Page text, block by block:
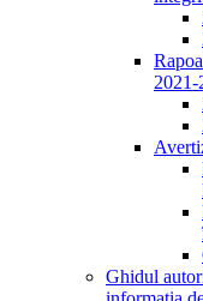
2021-
Ghidul